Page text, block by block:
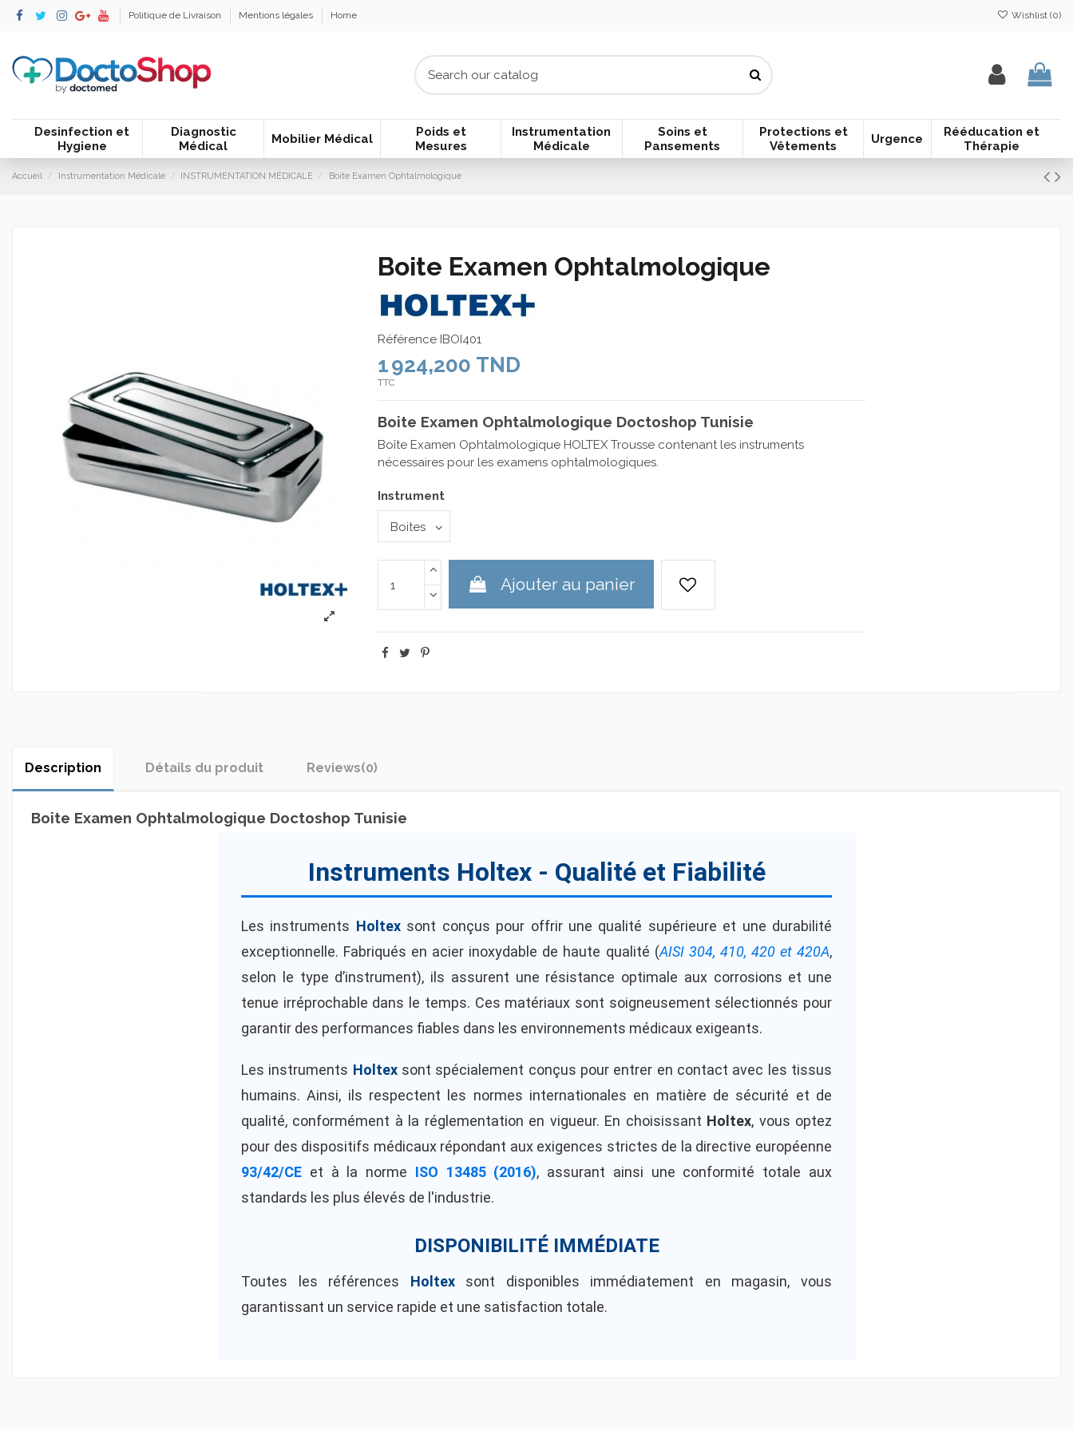
Politique de Livraison Mentions légales Home Wishlist (0)
Desinfection et
Hygiene
Diagnostic
Médical
Mobilier Médical
Poids et
Mesures
Instrumentation
Médicale
Soins et
Pansements
Protections et
Vêtements
Urgence
Rééducation et
Thérapie
Accueil Instrumentation Médicale INSTRUMENTATION MÉDICALE Boite Examen Ophtalmologique
Boite Examen Ophtalmologique
Référence IBOI401
1 924,200 TND
TTC
Boite Examen Ophtalmologique Doctoshop Tunisie
Boîte Examen Ophtalmologique HOLTEX Trousse contenant les instruments
nécessaires pour les examens ophtalmologiques.
Instrument
Ajouter au panier
Description Détails du produit Reviews(0)
Boite Examen Ophtalmologique Doctoshop Tunisie
Instruments Holtex - Qualité et Fiabilité
Les instruments Holtexsont conçus pour offrir une qualité supérieure et une durabilité
exceptionnelle. Fabriqués en acier inoxydable de haute qualité (AISI 304, 410, 420 et 420A,
selon le type d’instrument), ils assurent une résistance optimale aux corrosions et une
tenue irréprochable dans le temps. Ces matériaux sont soigneusement sélectionnés pour
garantir des performances fiables dans les environnements médicaux exigeants.
Les instruments Holtexsont spécialement conçus pour entrer en contact avec les tissus
humains. Ainsi, ils respectent les normes internationales en matière de sécurité et de
qualité, conformément à la réglementation en vigueur. En choisissant Holtex, vous optez
pour des dispositifs médicaux répondant aux exigences strictes de la directive européenne
93/42/CE et à la norme ISO 13485 (2016), assurant ainsi une conformité totale aux
standards les plus élevés de l'industrie.
DISPONIBILITÉ IMMÉDIATE
Toutes les références Holtexsont disponibles immédiatement en magasin, vous
garantissant un service rapide et une satisfaction totale.